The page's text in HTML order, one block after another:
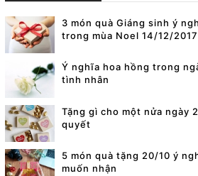
3 món quà Giáng sinh ý
trong mùa Noel 14/12/2017
Ý nghĩa hoa hồng trong
tình nhân
Tặng gì cho một nửa ngày
quyết
5 món quà tặng 20/10 ý
muốn nhận